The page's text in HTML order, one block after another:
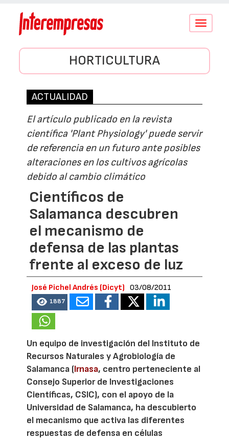
Conmutar
HORTICULTURA
ACTUALIDAD
El artículo publicado en la revista
científica 'Plant Physiology' puede servir
de referencia en un futuro ante posibles
alteraciones en los cultivos agrícolas
debido al cambio climático
Científicos de
Salamanca descubren
el mecanismo de
defensa de las plantas
frente al exceso de luz
José Pichel Andrés (Dicyt) 03/08/2011
1887
Un equipo de investigación del Instituto de
Recursos Naturales y Agrobiología de
Salamanca (Irnasa, centro perteneciente al
Consejo Superior de Investigaciones
Científicas, CSIC), con el apoyo de la
Universidad de Salamanca, ha descubierto
el mecanismo que activa las diferentes
respuestas de defensa en células